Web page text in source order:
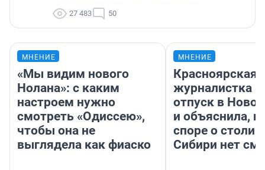
27 483 50
МНЕНИЕ
«Мы видим нового
Нолана»: с каким
настроем нужно
смотреть «Одиссею»,
чтобы она не
выглядела как фиаско
МНЕНИЕ
Красноярская
журналистка
отпуск в
и объяснила,
споре о
Сибири нет